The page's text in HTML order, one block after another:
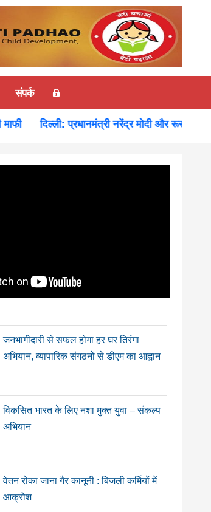
संपर्क
दिल्ली: प्रधानमंत्री नरेंद्र मोदी और रूस के
जनभागीदारी से सफल होगा हर घर तिरंगा
अभियान, व्यापारिक संगठनों से डीएम का आह्वान
विकसित भारत के लिए नशा मुक्त युवा – संकल्प
अभियान
वेतन रोका जाना गैर कानूनी : बिजली कर्मियों में
आक्रोश